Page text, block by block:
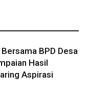
BPD Desa
Hasil
Aspirasi